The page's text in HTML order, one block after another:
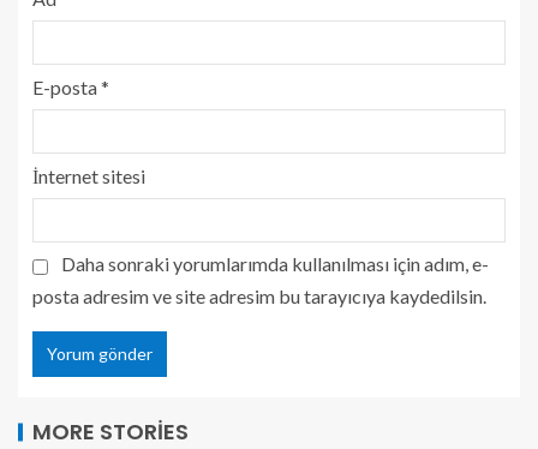
E-posta*
İnternet sitesi
Daha sonraki yorumlarımda kullanılması için adım, e-
posta adresim ve site adresim bu tarayıcıya kaydedilsin.
MORE STORIES